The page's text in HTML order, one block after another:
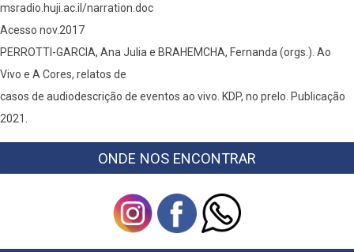
msradio.huji.ac.il/narration.doc
Acesso nov.2017
PERROTTI-GARCIA, Ana Julia e BRAHEMCHA, Fernanda (orgs.). Ao
Vivo e A Cores, relatos de
casos de audiodescrição de eventos ao vivo. KDP, no prelo. Publicação
2021.
ONDE NOS ENCONTRAR